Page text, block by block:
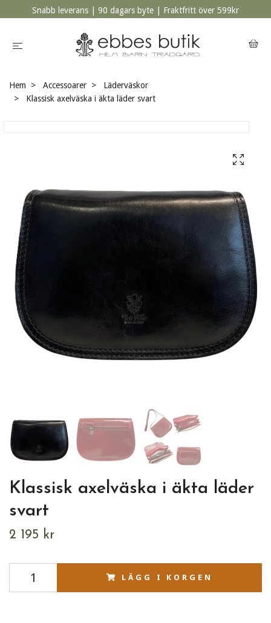
Snabb leverans | 90 dagars byte | Fraktfritt över 599kr
Hem Accessoarer
Läderväskor
Klassisk axelväska i äkta läder svart
Klassisk axelväska i äkta läder
svart
2 195 kr
LÄGG I KORGEN